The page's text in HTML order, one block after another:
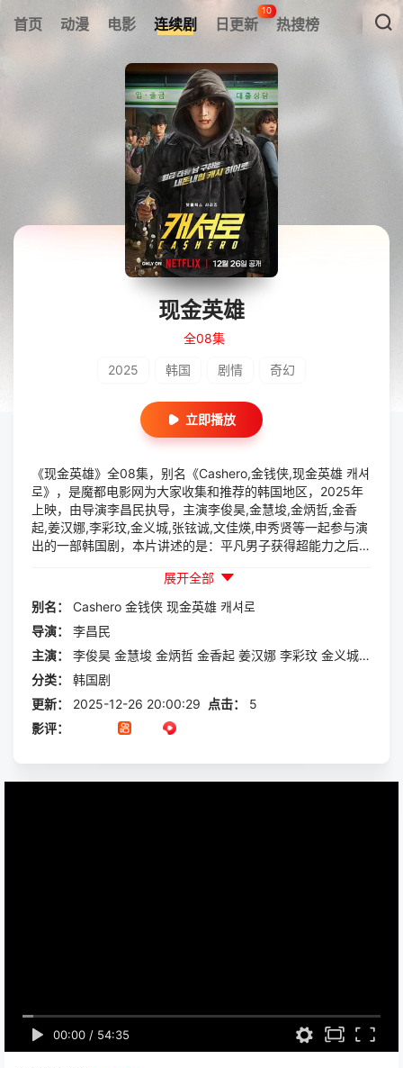
首页 动漫 电影 连续剧 日更新
10
热搜榜
现金英雄
全08集
2025 韩国 剧情 奇幻
立即播放
《现金英雄》全08集，别名《Cashero,金钱侠,现金英雄 캐셔
로》，是魔都电影网为大家收集和推荐的韩国地区，2025年
上映，由导演李昌民执导，主演李俊昊,金慧埈,金炳哲,金香
起,姜汉娜,李彩玟,金义城,张铉诚,文佳煐,申秀贤等一起参与演
出的一部韩国剧，本片讲述的是：平凡男子获得超能力之后，
每次使出特异功能，都会用光钱包里的所有现金。该剧根据同
名漫画改编。
展开全部
别名：
Cashero 金钱侠 现金英雄 캐셔로
导演：
李昌民
主演：
李俊昊 金慧埈 金炳哲 金香起 姜汉娜 李彩玟 金义城 张铉诚
分类：
韩国剧
更新：
2025-12-26 20:00:29 点击：
5
影评：
00:00 / 54:35